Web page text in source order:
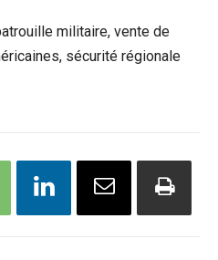
militaire, vente de
sécurité régionale